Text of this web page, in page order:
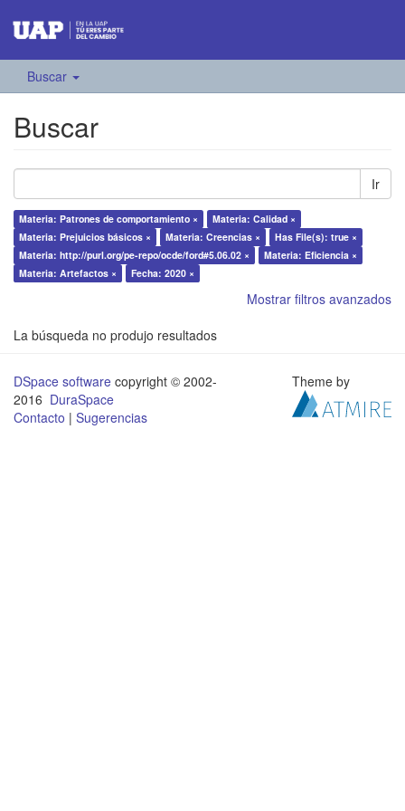
Buscar
Buscar
Ir
Materia: Patrones de comportamiento ×
Materia: Calidad ×
Materia: Prejuicios básicos ×
Materia: Creencias ×
Has File(s): true ×
Materia: http://purl.org/pe-repo/ocde/ford#5.06.02 ×
Materia: Eficiencia ×
Materia: Artefactos ×
Fecha: 2020 ×
Mostrar filtros avanzados
La búsqueda no produjo resultados
DSpace software copyright © 2002-
2016 DuraSpace
Contacto | Sugerencias
Theme by